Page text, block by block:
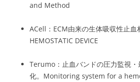
and Method
ACell：ECM由来の生体吸収性止血
HEMOSTATIC DEVICE
Terumo：止血バンドの圧力監視・
化。 Monitoring system for a